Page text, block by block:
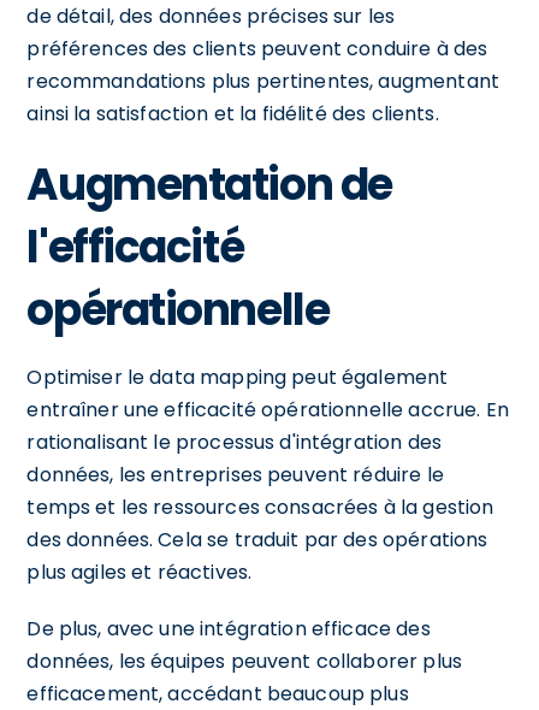
de détail, des données précises sur les
préférences des clients peuvent conduire à des
recommandations plus pertinentes, augmentant
ainsi la satisfaction et la fidélité des clients.
Augmentation de
l'efficacité
opérationnelle
Optimiser le data mapping peut également
entraîner une efficacité opérationnelle accrue. En
rationalisant le processus d'intégration des
données, les entreprises peuvent réduire le
temps et les ressources consacrées à la gestion
des données. Cela se traduit par des opérations
plus agiles et réactives.
De plus, avec une intégration efficace des
données, les équipes peuvent collaborer plus
efficacement, accédant beaucoup plus